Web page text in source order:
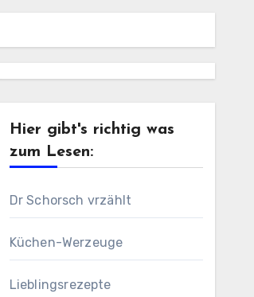
Hier gibt's richtig was
zum Lesen:
Dr Schorsch vrzählt
Küchen-Werzeuge
Lieblingsrezepte